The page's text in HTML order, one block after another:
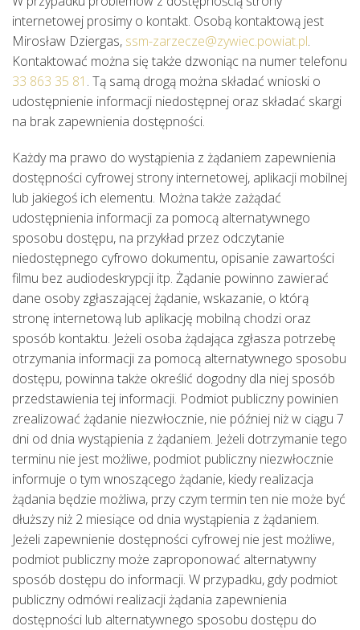
internetowej prosimy o kontakt. Osobą kontaktową jest
Mirosław Dziergas, ssm-zarzecze@zywiec.powiat.pl.
Kontaktować można się także dzwoniąc na numer telefonu
33 863 35 81 . Tą samą drogą można składać wnioski o
udostępnienie informacji niedostępnej oraz składać skargi
na brak zapewnienia dostępności.
Każdy ma prawo do wystąpienia z żądaniem zapewnienia
dostępności cyfrowej strony internetowej, aplikacji mobilnej
lub jakiegoś ich elementu. Można także zażądać
udostępnienia informacji za pomocą alternatywnego
sposobu dostępu, na przykład przez odczytanie
niedostępnego cyfrowo dokumentu, opisanie zawartości
filmu bez audiodeskrypcji itp. Żądanie powinno zawierać
dane osoby zgłaszającej żądanie, wskazanie, o którą
stronę internetową lub aplikację mobilną chodzi oraz
sposób kontaktu. Jeżeli osoba żądająca zgłasza potrzebę
otrzymania informacji za pomocą alternatywnego sposobu
dostępu, powinna także określić dogodny dla niej sposób
przedstawienia tej informacji. Podmiot publiczny powinien
zrealizować żądanie niezwłocznie, nie później niż w ciągu 7
dni od dnia wystąpienia z żądaniem. Jeżeli dotrzymanie tego
terminu nie jest możliwe, podmiot publiczny niezwłocznie
informuje o tym wnoszącego żądanie, kiedy realizacja
żądania będzie możliwa, przy czym termin ten nie może być
dłuższy niż 2 miesiące od dnia wystąpienia z żądaniem.
Jeżeli zapewnienie dostępności cyfrowej nie jest możliwe,
podmiot publiczny może zaproponować alternatywny
sposób dostępu do informacji. W przypadku, gdy podmiot
publiczny odmówi realizacji żądania zapewnienia
dostępności lub alternatywnego sposobu dostępu do